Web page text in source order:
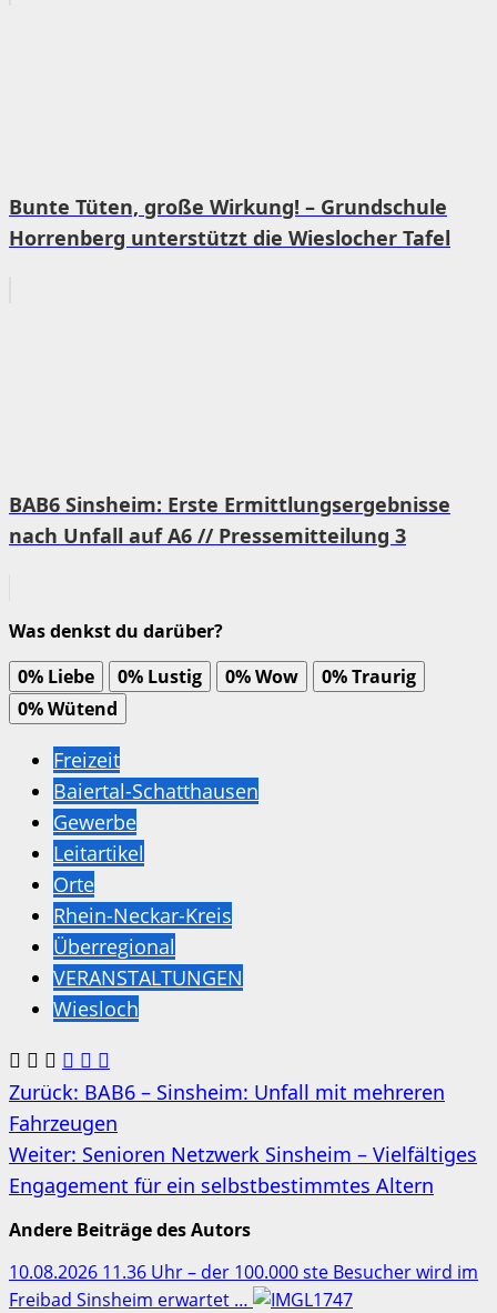
Bunte Tüten, große Wirkung! – Grundschule
Horrenberg unterstützt die Wieslocher Tafel
BAB6 Sinsheim: Erste Ermittlungsergebnisse
nach Unfall auf A6 // Pressemitteilung 3
Was denkst du darüber?
0% Liebe 0% Lustig 0%Wow 0%Traurig
0%Wütend
Freizeit
Baiertal-Schatthausen
Gewerbe
Leitartikel
Orte
Rhein-Neckar-Kreis
Überregional
VERANSTALTUNGEN
Wiesloch
Beitragsnavigation
Zurück: BAB6 – Sinsheim: Unfall mit mehreren
Fahrzeugen
Weiter: Senioren Netzwerk Sinsheim – Vielfältiges
Engagement für ein selbstbestimmtes Altern
Andere Beiträge des Autors
10.08.2026 11.36 Uhr – der 100.000 ste Besucher wird im
Freibad Sinsheim erwartet …